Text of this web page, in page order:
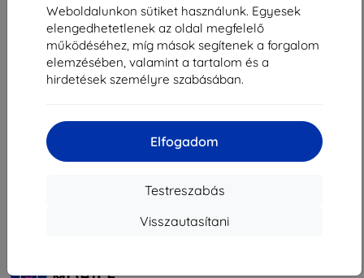
Weboldalunkon sütiket használunk. Egyesek
elengedhetetlenek az oldal megfelelő
működéséhez, míg mások segítenek a forgalom
elemzésében, valamint a tartalom és a
hirdetések személyre szabásában.
Elfogadom
Testreszabás
Visszautasítani
Raktáron > 5 darab
Összes találat